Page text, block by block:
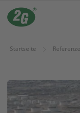
Startseite